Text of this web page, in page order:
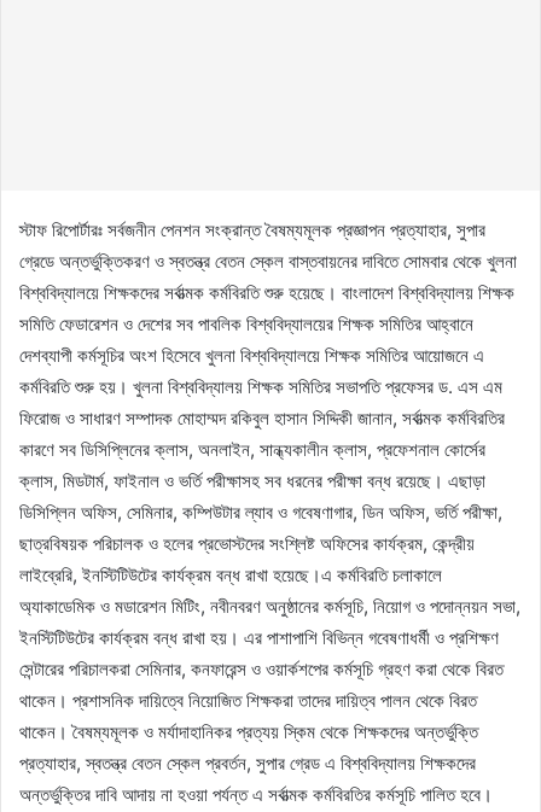
স্টাফ রিপোর্টারঃ সর্বজনীন পেনশন সংক্রান্ত বৈষম্যমূলক প্রজ্ঞাপন প্রত্যাহার, সুপার
গ্রেডে অন্তর্ভুক্তিকরণ ও স্বতন্ত্র বেতন স্কেল বাস্তবায়নের দাবিতে সোমবার থেকে খুলনা
বিশ্ববিদ্যালয়ে শিক্ষকদের সর্বাত্মক কর্মবিরতি শুরু হয়েছে। বাংলাদেশ বিশ্ববিদ্যালয় শিক্ষক
সমিতি ফেডারেশন ও দেশের সব পাবলিক বিশ্ববিদ্যালয়ের শিক্ষক সমিতির আহ্বানে
দেশব্যাপী কর্মসূচির অংশ হিসেবে খুলনা বিশ্ববিদ্যালয়ে শিক্ষক সমিতির আয়োজনে এ
কর্মবিরতি শুরু হয়। খুলনা বিশ্ববিদ্যালয় শিক্ষক সমিতির সভাপতি প্রফেসর ড. এস এম
ফিরোজ ও সাধারণ সম্পাদক মোহাম্মদ রকিবুল হাসান সিদ্দিকী জানান, সর্বাত্মক কর্মবিরতির
কারণে সব ডিসিপ্লিনের ক্লাস, অনলাইন, সান্ধ্যকালীন ক্লাস, প্রফেশনাল কোর্সের
ক্লাস, মিডটার্ম, ফাইনাল ও ভর্তি পরীক্ষাসহ সব ধরনের পরীক্ষা বন্ধ রয়েছে। এছাড়া
ডিসিপ্লিন অফিস, সেমিনার, কম্পিউটার ল্যাব ও গবেষণাগার, ডিন অফিস, ভর্তি পরীক্ষা,
ছাত্রবিষয়ক পরিচালক ও হলের প্রভোস্টদের সংশ্লিষ্ট অফিসের কার্যক্রম, কেন্দ্রীয়
লাইব্রেরি, ইনস্টিটিউটের কার্যক্রম বন্ধ রাখা হয়েছে।এ কর্মবিরতি চলাকালে
অ্যাকাডেমিক ও মডারেশন মিটিং, নবীনবরণ অনুষ্ঠানের কর্মসূচি, নিয়োগ ও পদোন্নয়ন সভা,
ইনস্টিটিউটের কার্যক্রম বন্ধ রাখা হয়। এর পাশাপাশি বিভিন্ন গবেষণাধর্মী ও প্রশিক্ষণ
সেন্টারের পরিচালকরা সেমিনার, কনফারেন্স ও ওয়ার্কশপের কর্মসূচি গ্রহণ করা থেকে বিরত
থাকেন। প্রশাসনিক দায়িত্বে নিয়োজিত শিক্ষকরা তাদের দায়িত্ব পালন থেকে বিরত
থাকেন। বৈষম্যমূলক ও মর্যাদাহানিকর প্রত্যয় স্কিম থেকে শিক্ষকদের অন্তর্ভুক্তি
প্রত্যাহার, স্বতন্ত্র বেতন স্কেল প্রবর্তন, সুপার গ্রেড এ বিশ্ববিদ্যালয় শিক্ষকদের
অন্তর্ভুক্তির দাবি আদায় না হওয়া পর্যন্ত এ সর্বাত্মক কর্মবিরতির কর্মসূচি পালিত হবে।